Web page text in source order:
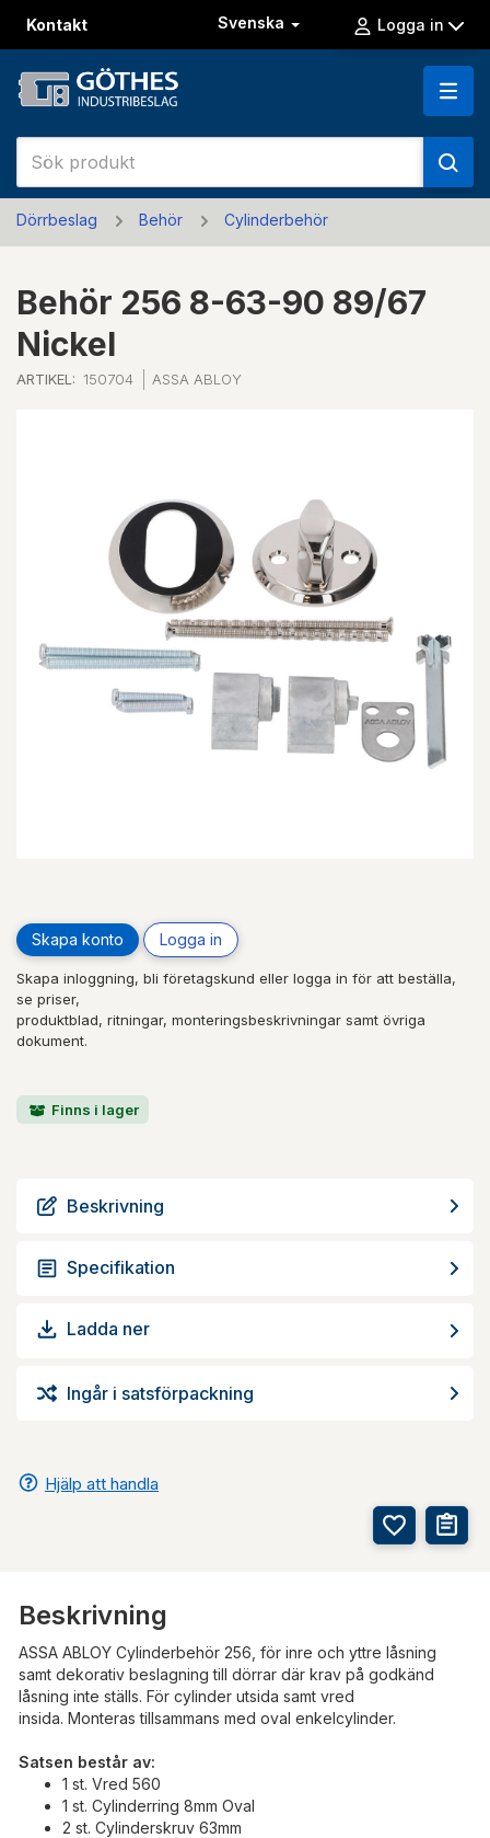
Kontakt Svenska Logga in
Dörrbeslag Behör Cylinderbehör
Behör 256 8-63-90 89/67
Nickel
ARTIKEL: 150704 ASSA ABLOY
Skapa konto Logga in
Skapa inloggning, bli företagskund eller logga in för att beställa,
se priser,
produktblad, ritningar, monteringsbeskrivningar samt övriga
dokument.
Finns i lager
Beskrivning
Specifikation
Ladda ner
Ingår i satsförpackning
Hjälp att handla
Beskrivning
ASSA ABLOY Cylinderbehör 256, för inre och yttre låsning
samt dekorativ beslagning till dörrar där krav på godkänd
låsning inte ställs. För cylinder utsida samt vred
insida. Monteras tillsammans med oval enkelcylinder.
Satsen består av:
1 st. Vred 560
1 st. Cylinderring 8mm Oval
2 st. Cylinderskruv 63mm